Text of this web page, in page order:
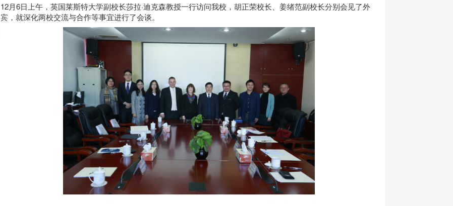
12月6日上午，英国莱斯特大学副校长莎拉·迪克森教授一行访问我校，胡正荣校长、姜绪范副校长分别会见了外
宾，就深化两校交流与合作等事宜进行了会谈。